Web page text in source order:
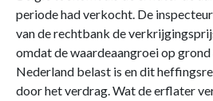
periode had verkocht. De
van de rechtbank de
omdat de waardeaangroei op grond
Nederland belast is en dit
door het verdrag. Wat de erflater